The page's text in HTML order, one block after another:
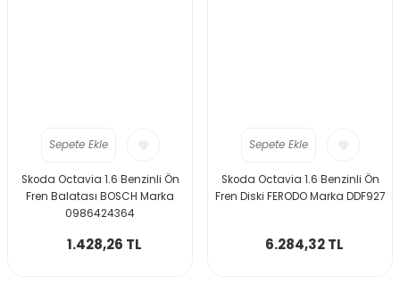
Sepete Ekle
Skoda Octavia 1.6 Benzinli Ön
Fren Balatası BOSCH Marka
0986424364
1.428,26 TL
Sepete Ekle
Skoda Octavia 1.6 Benzinli Ön
Fren Diski FERODO Marka DDF927
6.284,32 TL